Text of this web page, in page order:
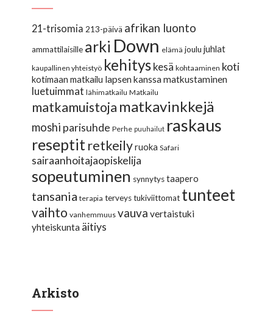
21-trisomia 213-päivä afrikan luonto
ammattilaisille arki Down elämä joulu juhlat
kaupallinen yhteistyö kehityskesä kohtaaminen koti
kotimaan matkailu lapsen kanssa matkustaminen
luetuimmat lähimatkailu Matkailu
matkamuistoja matkavinkkejä
moshi parisuhde Perhe puuhailut raskaus
reseptit retkeily ruoka Safari
sairaanhoitajaopiskelija
sopeutuminen synnytys taapero
tansania terapia terveys tukiviittomat tunteet
vaihto vanhemmuus vauva vertaistuki
yhteiskunta äitiys
Arkisto